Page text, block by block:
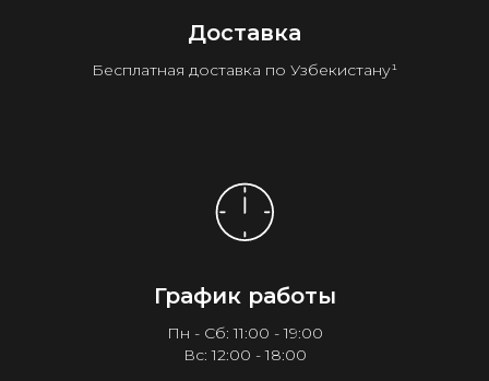
Доставка
Бесплатная доставка по Узбекистану¹
График работы
Пн - Сб: 11:00 - 19:00
Вс: 12:00 - 18:00